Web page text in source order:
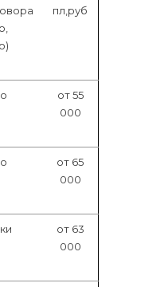
пл,руб
от 55
000
от 65
000
от 63
000